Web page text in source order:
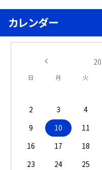
カレンダー
日 月 火
2
3 4
9
10 11
16
17 18
23
24 25